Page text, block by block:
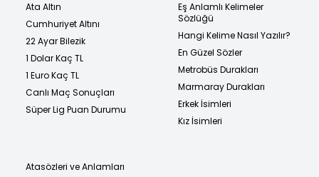
Ata Altın
Cumhuriyet Altını
22 Ayar Bilezik
1 Dolar Kaç TL
1 Euro Kaç TL
Canlı Maç Sonuçları
Süper Lig Puan Durumu
Eş Anlamlı Kelimeler
Sözlüğü
Hangi Kelime Nasıl Yazılır?
En Güzel Sözler
Metrobüs Durakları
Marmaray Durakları
Erkek İsimleri
Kız İsimleri
Atasözleri ve Anlamları